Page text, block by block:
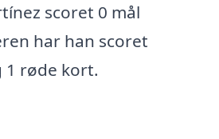
scoret 0 mål
har han scoret
1 røde kort.